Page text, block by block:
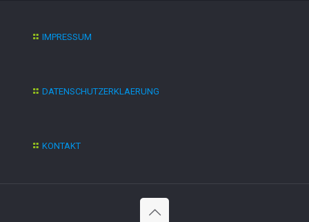
IMPRESSUM
DATENSCHUTZERKLAERUNG
KONTAKT